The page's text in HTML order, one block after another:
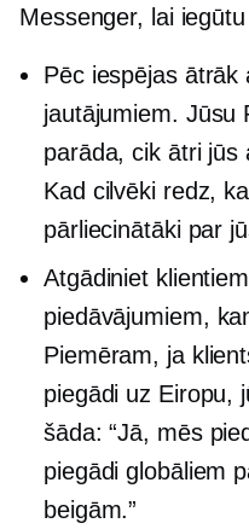
Messenger, lai
Pēc iespējas ātrāk
jautājumiem. Jūsu
parāda, cik ātri jūs
Kad cilvēki redz,
pārliecinātāki par
Atgādiniet
piedāvājumiem,
Piemēram, ja
piegādi uz Eiropu,
šāda: “Jā, mēs
piegādi globāliem
beigām.”